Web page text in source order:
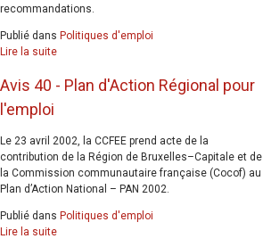
recommandations.
Publié dans Politiques d'emploi
Lire la suite
Avis 40 - Plan d'Action Régional pour
l'emploi
Le 23 avril 2002, la CCFEE prend acte de la
contribution de la Région de Bruxelles–Capitale et de
la Commission communautaire française (Cocof) au
Plan d’Action National – PAN 2002.
Publié dans Politiques d'emploi
Lire la suite